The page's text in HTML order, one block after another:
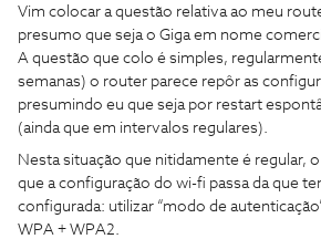
Vim colocar a questão relativa ao meu
presumo que seja o Giga em nome
A questão que colo é simples,
semanas) o router parece repôr as
presumindo eu que seja por restart
(ainda que em intervalos regulares).
Nesta situação que nitidamente é regular,
que a configuração do wi-fi passa da que
configurada: utilizar “modo de
WPA + WPA2.